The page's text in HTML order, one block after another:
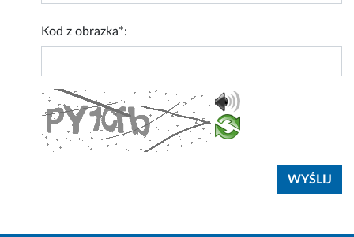
Kod z obrazka*: